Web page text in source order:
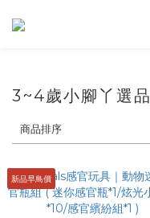
3~4歲小腳丫選品
商品排序
新品早鳥價